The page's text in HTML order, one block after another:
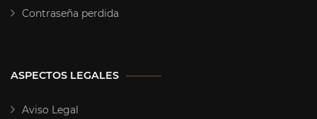
Contraseña perdida
ASPECTOS LEGALES
Aviso Legal